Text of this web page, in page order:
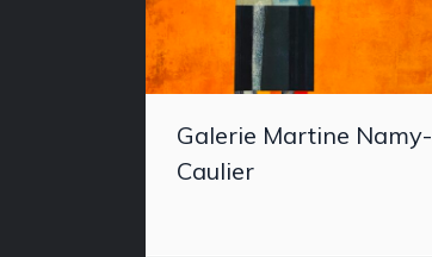
Galerie Martine Namy-
Caulier